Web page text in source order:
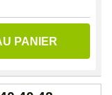
PANIER